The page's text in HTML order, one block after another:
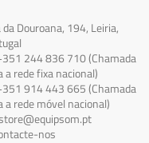
da Douroana, 194, Leiria,
244 836 710 (Chamada
a rede fixa nacional)
914 443 665 (Chamada
a rede móvel nacional)
nos